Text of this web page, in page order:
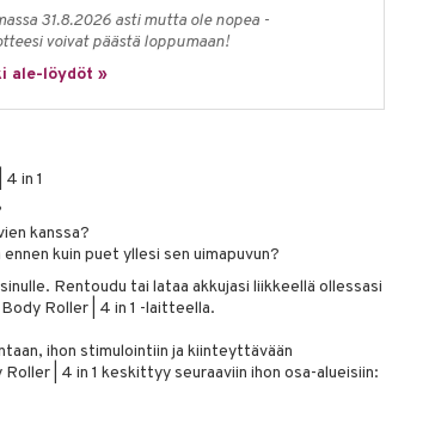
31.8.2026 asti mutta ole nopea -
voivat päästä loppumaan!
ale-löydöt »
in 1
kanssa?
kuin puet yllesi sen uimapuvun?
Rentoudu tai lataa akkujasi liikkeellä ollessasi
Roller | 4 in 1 -laitteella.
ihon stimulointiin ja kiinteyttävään
| 4 in 1 keskittyy seuraaviin ihon osa-alueisiin: